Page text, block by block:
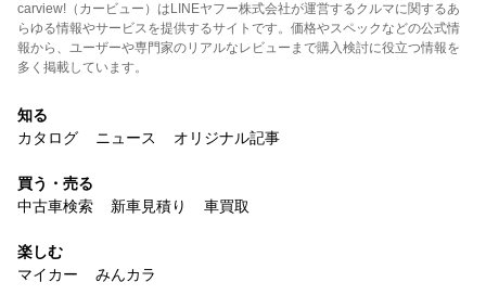
carview!（カービュー）はLINEヤフー株式会社が運営するクルマに関するあ
らゆる情報やサービスを提供するサイトです。価格やスペックなどの公式情
報から、ユーザーや専門家のリアルなレビューまで購入検討に役立つ情報を
多く掲載しています。
知る
カタログ
ニュース オリジナル記事
買う・売る
中古車検索
新車見積り 車買取
楽しむ
マイカー
みんカラ